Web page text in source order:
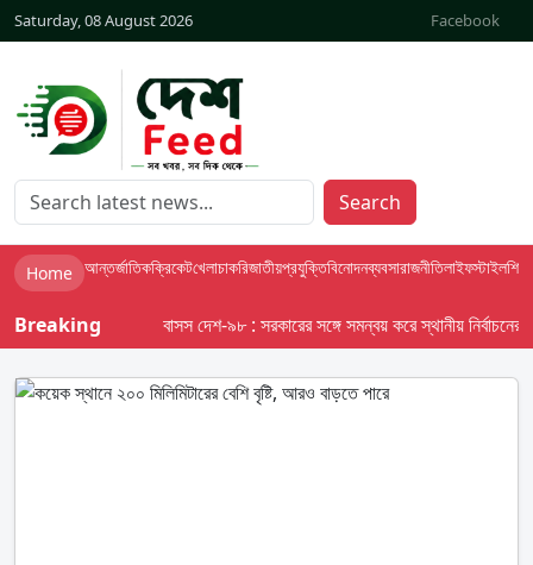
Saturday, 08 August 2026 Facebook
Search
Home আন্তর্জাতিকক্রিকেটখেলাচাকরিজাতীয়প্রযুক্তিবিনোদনব্যবসারাজনীতিলাইফস্টাইলশিক্ষা
Breaking বাসস দেশ-৯৮ : সরকারের সঙ্গে সমন্বয় করে স্থানীয় নির্বাচনের